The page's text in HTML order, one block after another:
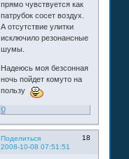
прямо чувствуется как
патрубок сосет воздух.
А отсутствие улитки
исключило резонансные
шумы.
Надеюсь моя безсонная
ночь пойдет комуто на
пользу
0
Поделиться
18
2008-10-08 07:51:51